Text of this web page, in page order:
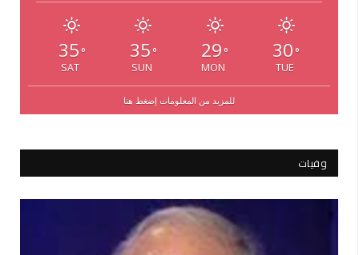
35 °
SAT
35 °
SUN
29 °
MON
30 °
TUE
للمزيد من المعلومات إضغط هنا
وفيات